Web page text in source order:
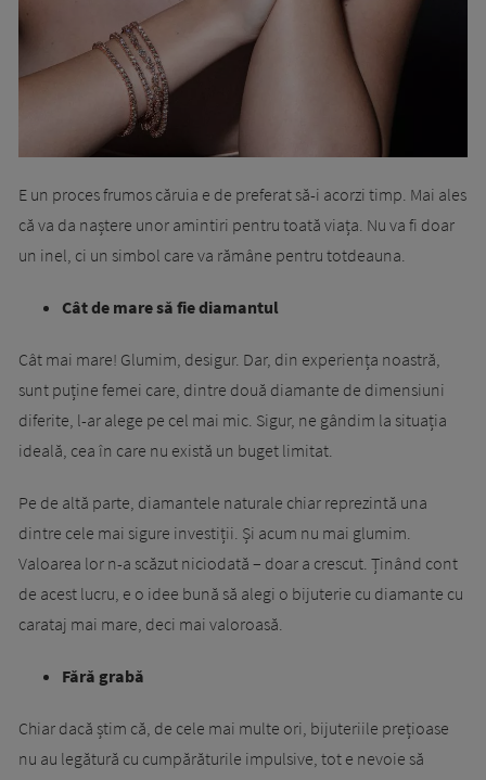
E un proces frumos căruia e de preferat să-i acorzi timp. Mai ales
că va da naștere unor amintiri pentru toată viața. Nu va fi doar
un inel, ci un simbol care va rămâne pentru totdeauna.
Cât de mare să fie diamantul
Cât mai mare! Glumim, desigur. Dar, din experiența noastră,
sunt puține femei care, dintre două diamante de dimensiuni
diferite, l-ar alege pe cel mai mic. Sigur, ne gândim la situația
ideală, cea în care nu există un buget limitat.
Pe de altă parte, diamantele naturale chiar reprezintă una
dintre cele mai sigure investiții. Și acum nu mai glumim.
Valoarea lor n-a scăzut niciodată – doar a crescut. Ținând cont
de acest lucru, e o idee bună să alegi o bijuterie cu diamante cu
carataj mai mare, deci mai valoroasă.
Fără grabă
Chiar dacă știm că, de cele mai multe ori, bijuteriile prețioase
nu au legătură cu cumpărăturile impulsive, tot e nevoie să